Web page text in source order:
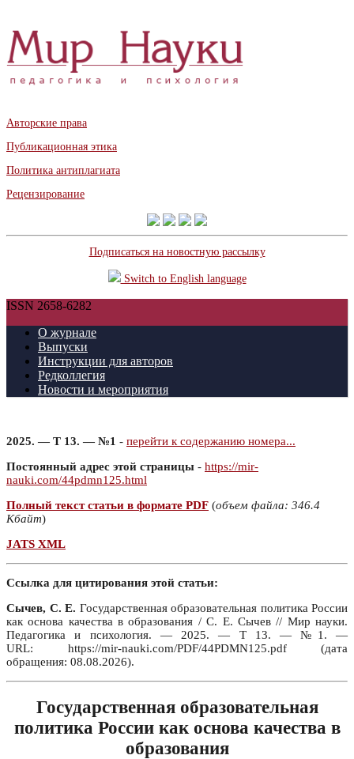
Авторские права
Публикационная этика
Политика антиплагиата
Рецензирование
Подписаться на новостную рассылку
Switch to English language
ISSN 2658-6282
О журнале
Выпуски
Инструкции для авторов
Редколлегия
Новости и мероприятия
2025. — Т 13. — №1 - перейти к содержанию номера...
Постоянный адрес этой страницы - https://mir-
nauki.com/44pdmn125.html
Полный текст статьи в формате PDF (объем файла: 346.4
Кбайт)
JATS XML
Ссылка для цитирования этой статьи:
Сычев, С. Е. Государственная образовательная политика России
как основа качества в образования / С. Е. Сычев // Мир науки.
Педагогика и психология. — 2025. — Т 13. — №1. —
URL: https://mir-nauki.com/PDF/44PDMN125.pdf (дата
обращения: 08.08.2026).
Государственная образовательная
политика России как основа качества в
образования